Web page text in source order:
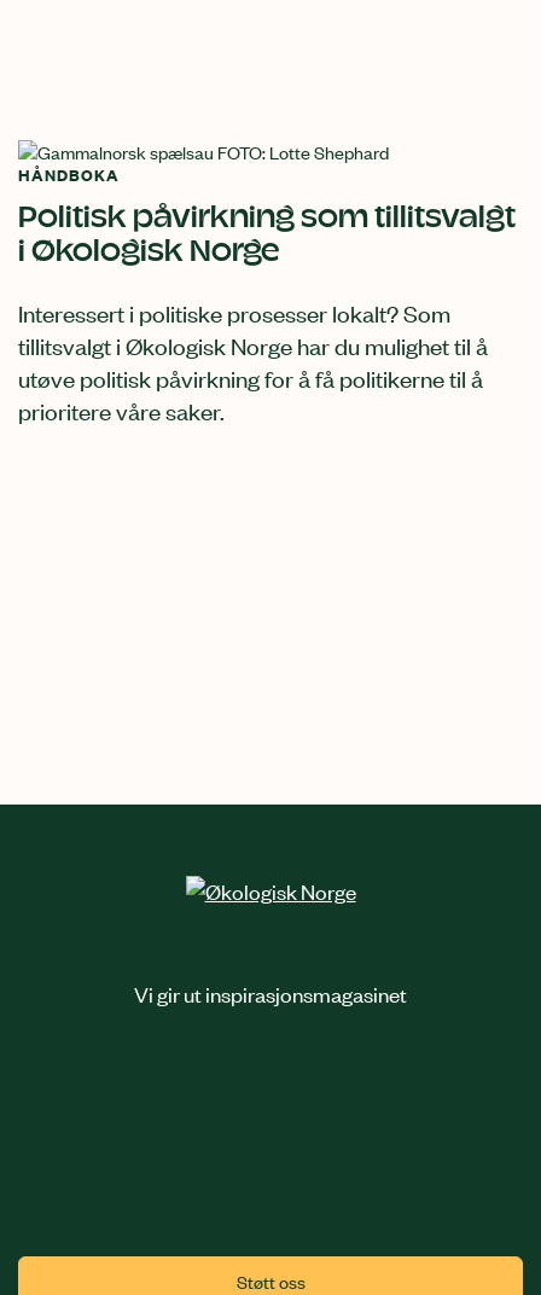
HÅNDBOKA
Politisk påvirkning som tillitsvalgt
i Økologisk Norge
Interessert i politiske prosesser lokalt? Som
tillitsvalgt i Økologisk Norge har du mulighet til å
utøve politisk påvirkning for å få politikerne til å
prioritere våre saker.
Vi gir ut inspirasjonsmagasinet
Støtt oss